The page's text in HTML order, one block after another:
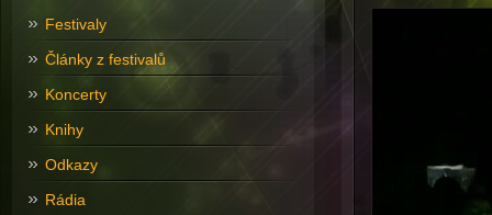
Festivaly
Články z festivalů
Koncerty
Knihy
Odkazy
Rádia